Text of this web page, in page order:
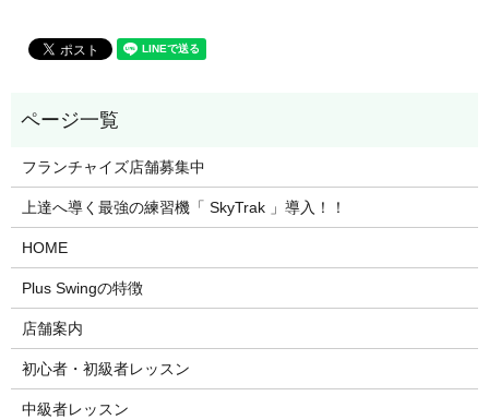
フランチャイズ店舗募集中
上達へ導く最強の練習機「 SkyTrak 」導入！！
HOME
Plus Swingの特徴
店舗案内
初心者・初級者レッスン
中級者レッスン